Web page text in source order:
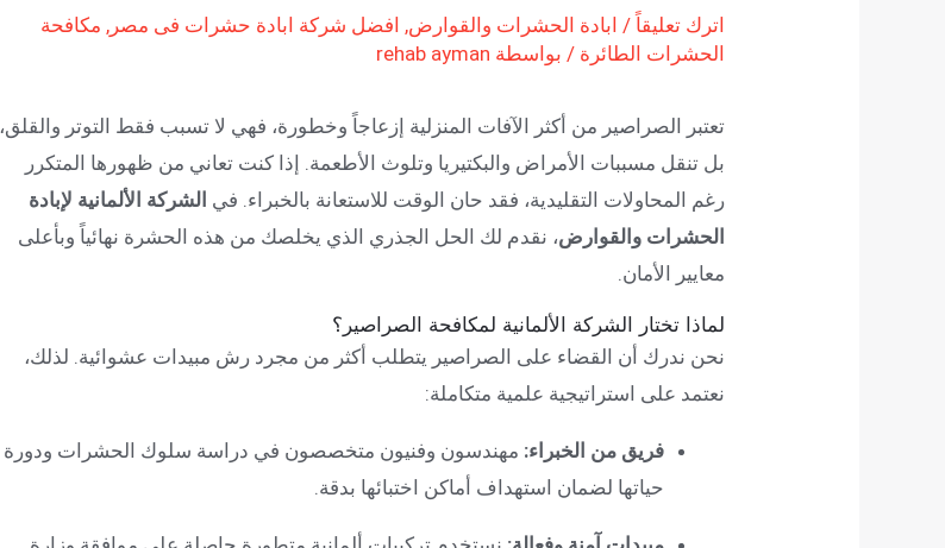
اترك تعليقاً / ابادة الحشرات والقوارض, افضل شركة ابادة حشرات فى مصر, مكافحة
الحشرات الطائرة / بواسطة rehab ayman
تعتبر الصراصير من أكثر الآفات المنزلية إزعاجاً وخطورة، فهي لا تسبب فقط التوتر والقلق،
بل تنقل مسببات الأمراض والبكتيريا وتلوث الأطعمة. إذا كنت تعاني من ظهورها المتكرر
رغم المحاولات التقليدية، فقد حان الوقت للاستعانة بالخبراء. في الشركة الألمانية لإبادة
الحشرات والقوارض، نقدم لك الحل الجذري الذي يخلصك من هذه الحشرة نهائياً وبأعلى
معايير الأمان.
لماذا تختار الشركة الألمانية لمكافحة الصراصير؟
نحن ندرك أن القضاء على الصراصير يتطلب أكثر من مجرد رش مبيدات عشوائية. لذلك،
نعتمد على استراتيجية علمية متكاملة:
فريق من الخبراء: مهندسون وفنيون متخصصون في دراسة سلوك الحشرات ودورة
حياتها لضمان استهداف أماكن اختبائها بدقة.